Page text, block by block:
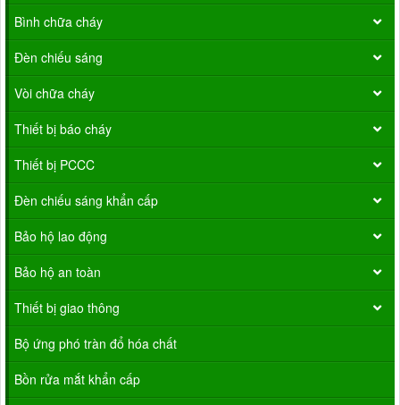
Bình chữa cháy
Đèn chiếu sáng
Vòi chữa cháy
Thiết bị báo cháy
Thiết bị PCCC
Đèn chiếu sáng khẩn cấp
Bảo hộ lao động
Bảo hộ an toàn
Thiết bị giao thông
Bộ ứng phó tràn đổ hóa chất
Bồn rửa mắt khẩn cấp